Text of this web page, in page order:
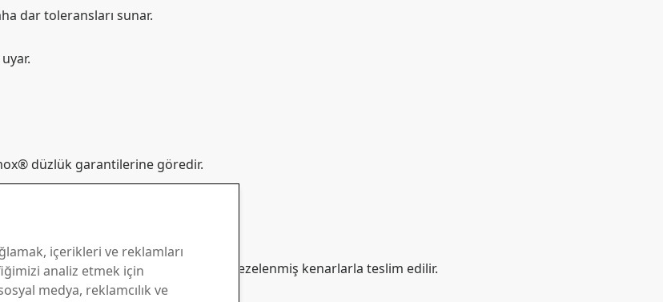
dar toleransları sunar.
düzlük garantilerine göredir.
aşan kalınlıklar ise standart olarak frezelenmiş kenarlarla teslim edilir.
içerikleri ve reklamları
analiz etmek için
medya, reklamcılık ve